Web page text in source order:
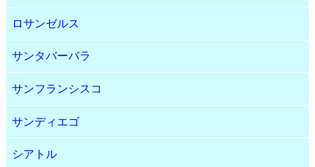
ロサンゼルス
サンタバーバラ
サンフランシスコ
サンディエゴ
シアトル